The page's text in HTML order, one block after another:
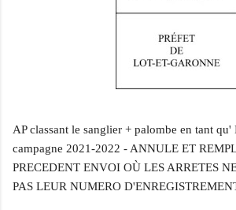
AP classant le sanglier + palombe en tant qu'
campagne 2021-2022 - ANNULE ET
PRECEDENT ENVOI OÙ LES ARRETES
PAS LEUR NUMERO